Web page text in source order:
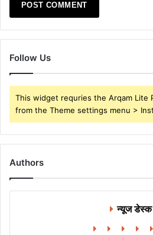
Follow Us
This widget requries the Arqam Lite
from the Theme settings menu >
Authors
न्यूज डेस्क